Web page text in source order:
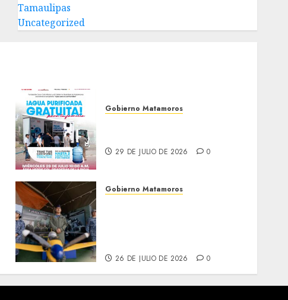
Tamaulipas
Uncategorized
Gobierno Matamoros
29 DE JULIO DE 2026 0
Gobierno Matamoros
26 DE JULIO DE 2026 0